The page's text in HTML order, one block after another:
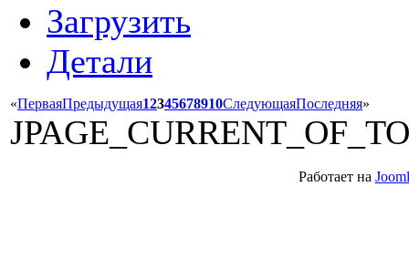
Загрузить
Детали
«ПерваяПредыдущая12345678910СледующаяПоследняя»
Работает на